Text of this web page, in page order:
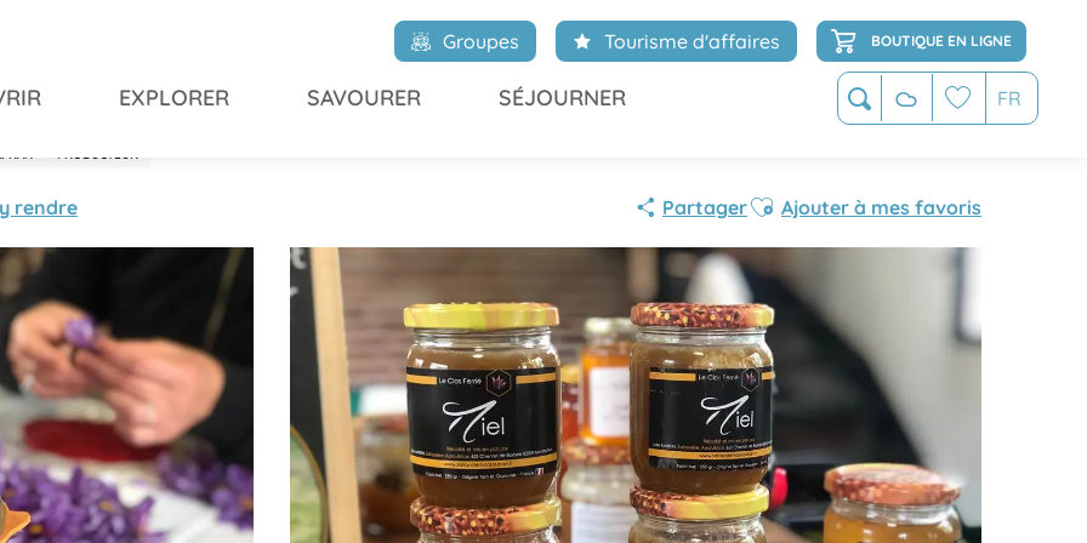
Recherche FR
Groupes Tourisme d'affaires BOUTIQUE EN LIGNE
EXPLORER SAVOURER SÉJOURNER
PRODUCTEUR
rendre PartagerAjouter aux favoris
Ajouter à mes favoris